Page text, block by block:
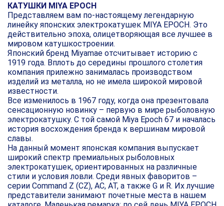
КАТУШКИ MIYA EPOCH
Представляем вам по-настоящему легендарную
линейку японских электрокатушек MIYA EPOCH. Это
действительно эпоха, олицетворяющая все лучшее в
мировом катушкостроении.
Японский бренд Miyamae отсчитывает историю с
1919 года. Вплоть до середины прошлого столетия
компания прилежно занималась производством
изделий из металла, но не имела широкой мировой
известности.
Все изменилось в 1967 году, когда она презентовала
сенсационную новинку – первую в мире рыболовную
электрокатушку. С той самой Miya Epoch 67 и началась
история восхождения бренда к вершинам мировой
славы.
На данный момент японская компания выпускает
широкий спектр премиальных рыболовных
электрокатушек, ориентированных на различные
стили и условия ловли. Среди явных фаворитов –
серии Command Z (CZ), AC, AT, а также G и R. Их лучшие
представители занимают почетные места в нашем